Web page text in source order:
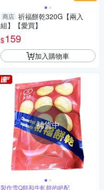
商店 祈福餅乾320G【兩入
組】【愛買】
$159
加入購物車
補貨中
製作雪Q餅和牛軋餅的絶配